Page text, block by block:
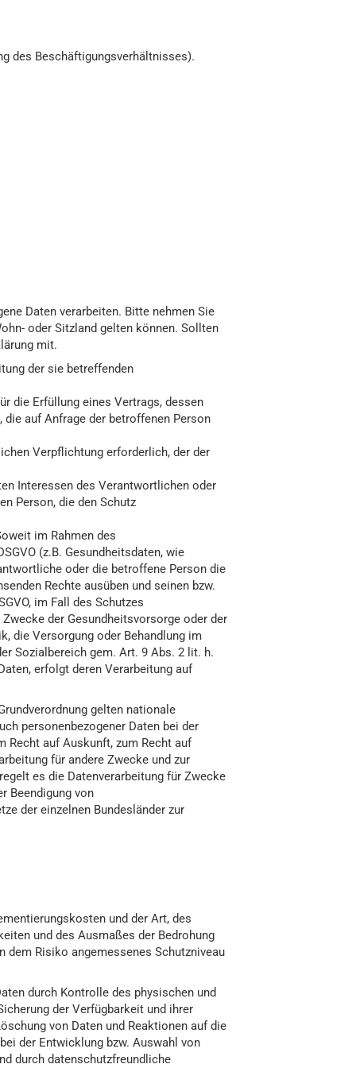
des Beschäftigungsverhältnisses).
Daten verarbeiten. Bitte nehmen Sie
oder Sitzland gelten können. Sollten
mit.
der sie betreffenden
die Erfüllung eines Vertrags, dessen
auf Anfrage der betroffenen Person
Verpflichtung erforderlich, der der
Interessen des Verantwortlichen oder
Person, die den Schutz
im Rahmen des
(z.B. Gesundheitsdaten, wie
oder die betroffene Person die
Rechte ausüben und seinen bzw.
im Fall des Schutzes
der Gesundheitsvorsorge oder der
die Versorgung oder Behandlung im
Sozialbereich gem. Art. 9 Abs. 2 lit. h.
erfolgt deren Verarbeitung auf
gelten nationale
personenbezogener Daten bei der
Recht auf Auskunft, zum Recht auf
für andere Zwecke und zur
es die Datenverarbeitung für Zwecke
Beendigung von
der einzelnen Bundesländer zur
und der Art, des
und des Ausmaßes der Bedrohung
dem Risiko angemessenes Schutzniveau
durch Kontrolle des physischen und
der Verfügbarkeit und ihrer
von Daten und Reaktionen auf die
der Entwicklung bzw. Auswahl von
durch datenschutzfreundliche